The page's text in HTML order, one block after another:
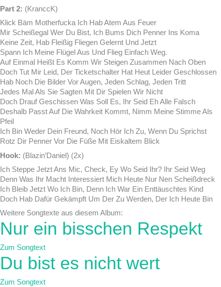
Part 2: (KranccK)
Klick Bäm Motherfucka Ich Hab Atem Aus Feuer
Mir Scheißegal Wer Du Bist, Ich Bums Dich Penner Ins Koma
Keine Zeit, Hab Fleißig Fliegen Gelernt Und Jetzt
Spann Ich Meine Flügel Aus Und Flieg Einfach Weg.
Auf Einmal Heißt Es Komm Wir Steigen Zusammen Nach Oben
Doch Tut Mir Leid, Der Ticketschalter Hat Heut Leider Geschlossen
Hab Noch Die Bilder Vor Augen, Jeden Schlag, Jeden Tritt
Jedes Mal Als Sie Sagten Mit Dir Spielen Wir Nicht
Doch Drauf Geschissen Was Soll Es, Ihr Seid Eh Alle Falsch
Deshalb Passt Auf Die Wahrkeit Kommt, Nimm Meine Stimme Als
Pfeil
Ich Bin Weder Dein Freund, Noch Hör Ich Zu, Wenn Du Sprichst
Rotz Dir Penner Vor Die Füße Mit Eiskaltem Blick
Hook: (Blazin’Daniel) (2x)
Ich Steppe Jetzt Ans Mic, Check, Ey Wo Seid Ihr? Ihr Seid Weg
Denn Was Ihr Macht Interessiert Mich Heute Nur Nen Scheißdreck
Ich Bleib Jetzt Wo Ich Bin, Denn Ich War Ein Enttäuschtes Kind
Doch Hab Dafür Gekämpft Um Der Zu Werden, Der Ich Heute Bin
Weitere Songtexte aus diesem Album:
Nur ein bisschen Respekt
Zum Songtext
Du bist es nicht wert
Zum Songtext